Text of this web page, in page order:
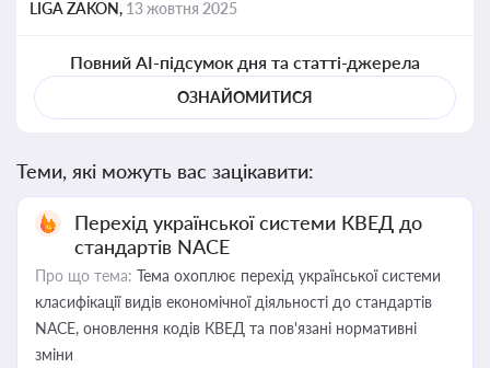
LIGA ZAKON, 13 жовтня 2025
Повний AI-підсумок дня та статті-джерела
ОЗНАЙОМИТИСЯ
Теми, які можуть вас зацікавити:
Перехід української системи КВЕД до
стандартів NACE
Про що тема: Тема охоплює перехід української системи
класифікації видів економічної діяльності до стандартів
NACE, оновлення кодів КВЕД та пов'язані нормативні
зміни